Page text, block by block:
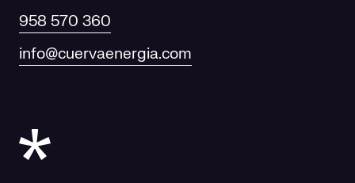
958 570 360
info@cuervaenergia.com